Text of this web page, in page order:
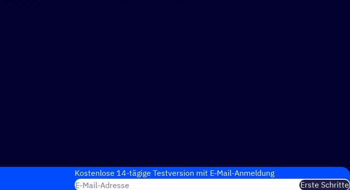
Kosten­lose 14-tägige Test­ver­sion mit E‑Mail-Anmel­dung
E-Mail-Adresse
Erste Schritte